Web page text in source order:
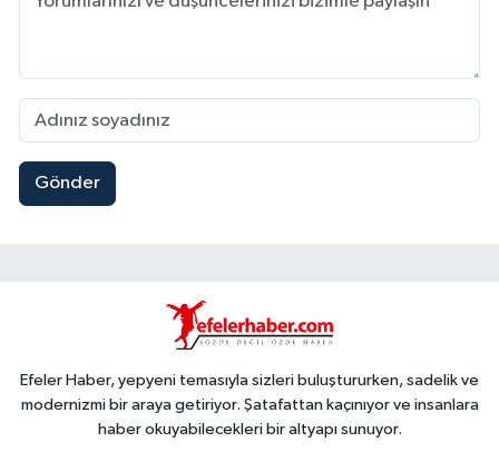
Gönder
Efeler Haber, yepyeni temasıyla sizleri buluştururken, sadelik ve
modernizmi bir araya getiriyor. Şatafattan kaçınıyor ve insanlara
haber okuyabilecekleri bir altyapı sunuyor.